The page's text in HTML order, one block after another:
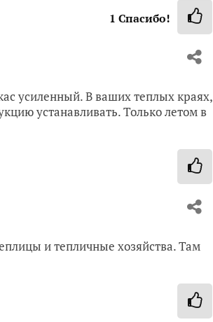
1 Спасибо!
усиленный. В ваших теплых краях,
устанавливать. Только летом в
и тепличные хозяйства. Там